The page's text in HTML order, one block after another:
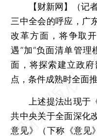
【财新网】（记
三中全会的呼应，广
改革方面，将争取
遇”加“负面清单管理
面，将探索建立政
点，条件成熟时全面推
上述提法出现于《
共中央关于全面深化
意见》（下称《意见